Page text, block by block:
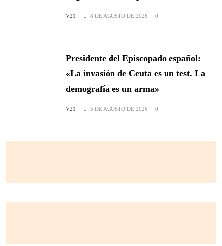
V21 8 DE AGOSTO DE 2026 0
Presidente del Episcopado español:
«La invasión de Ceuta es un test. La
demografía es un arma»
V21 5 DE AGOSTO DE 2026 0